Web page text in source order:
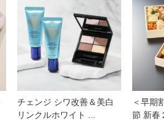
チェンジ シワ改善＆美白
リンクルホワイト ...
＜早期
節 新春